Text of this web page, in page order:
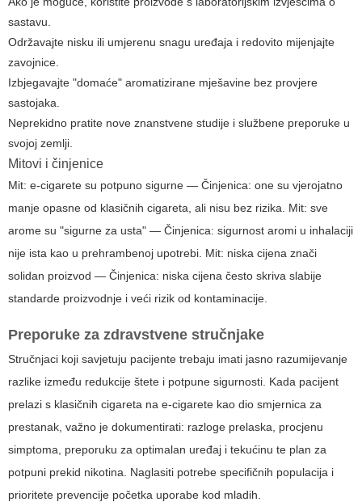
sastavu.
Održavajte nisku ili umjerenu snagu uređaja i redovito mijenjajte
zavojnice.
Izbjegavajte "domaće" aromatizirane mješavine bez provjere
sastojaka.
Neprekidno pratite nove znanstvene studije i službene preporuke u
svojoj zemlji.
Mitovi i činjenice
Mit: e-cigarete su potpuno sigurne — Činjenica: one su vjerojatno
manje opasne od klasičnih cigareta, ali nisu bez rizika. Mit: sve
arome su "sigurne za usta" — Činjenica: sigurnost aromi u inhalaciji
nije ista kao u prehrambenoj upotrebi. Mit: niska cijena znači
solidan proizvod — Činjenica: niska cijena često skriva slabije
standarde proizvodnje i veći rizik od kontaminacije.
Preporuke za zdravstvene stručnjake
Stručnjaci koji savjetuju pacijente trebaju imati jasno razumijevanje
razlike između redukcije štete i potpune sigurnosti. Kada pacijent
prelazi s klasičnih cigareta na e-cigarete kao dio smjernica za
prestanak, važno je dokumentirati: razloge prelaska, procjenu
simptoma, preporuku za optimalan uređaj i tekućinu te plan za
potpuni prekid nikotina. Naglasiti potrebe specifičnih populacija i
prioritete prevencije početka uporabe kod mladih.